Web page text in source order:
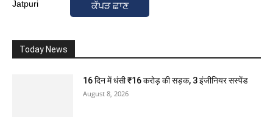
ਕੱਪੜ ਛਾਣ
Today News
16 दिन में धंसी ₹16 करोड़ की सड़क, 3 इंजीनियर सस्पेंड
August 8, 2026